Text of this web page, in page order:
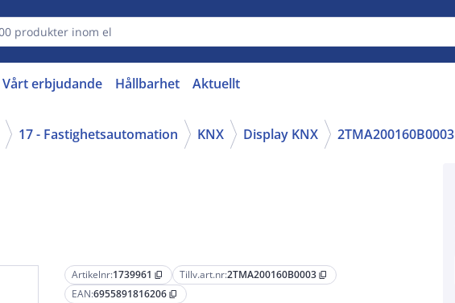
Vårt erbjudande Hållbarhet Aktuellt
17 - Fastighetsautomation KNX Display KNX 2TMA200160B0003
Artikelnr:1739961 content_copy Tillv.art.nr:2TMA200160B0003 content_copy
EAN:6955891816206 content_copy